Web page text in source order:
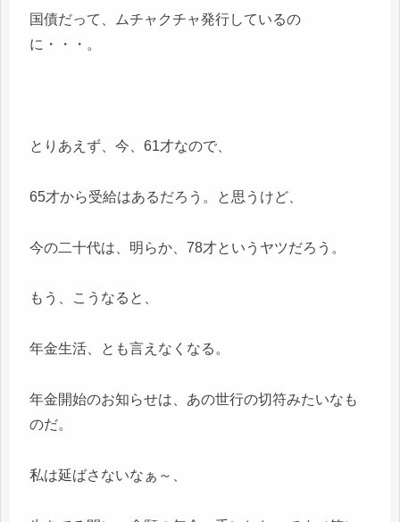
国債だって、ムチャクチャ発行しているの
に・・・。
とりあえず、今、61才なので、
65才から受給はあるだろう。と思うけど、
今の二十代は、明らか、78才というヤツだろう。
もう、こうなると、
年金生活、とも言えなくなる。
年金開始のお知らせは、あの世行の切符みたいなも
のだ。
私は延ばさないなぁ～、